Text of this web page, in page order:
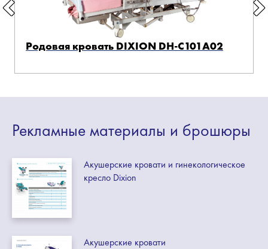
Родовая кровать DIXION DH-C101A02
Рекламные материалы и брошюры
Акушерские кровати и гинекологическое
кресло Dixion
Акушерские кровати